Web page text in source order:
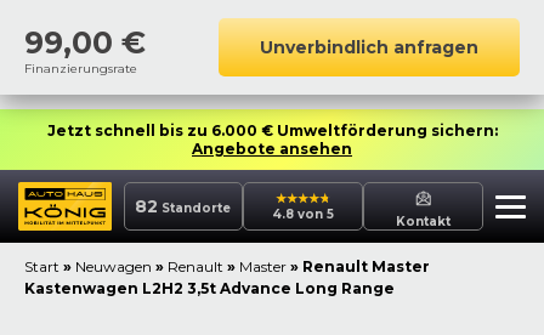
99,00 €
Finanzierungsrate
Unverbindlich anfragen
Jetzt schnell bis zu 6.000 € Umweltförderung sichern:
Angebote ansehen
82 Standorte 4.8 von 5 Kontakt
Start » Neuwagen » Renault » Master » Renault Master
Kastenwagen L2H2 3,5t Advance Long Range